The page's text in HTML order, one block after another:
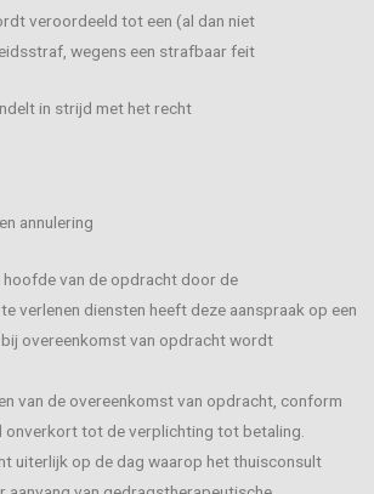
veroordeeld tot een (al dan niet
wegens een strafbaar feit
in strijd met het recht
annulering
hoofde van de opdracht door de
verlenen diensten heeft deze aanspraak op een
overeenkomst van opdracht wordt
van de overeenkomst van opdracht, conform
onverkort tot de verplichting tot betaling.
uiterlijk op de dag waarop het thuisconsult